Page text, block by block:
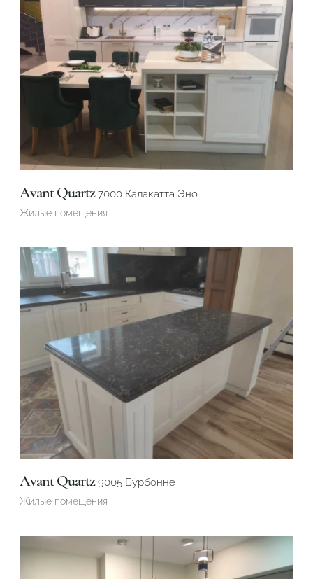
Avant Quartz7000 Калакатта Эно
Жилые помещения
Avant Quartz9005 Бурбонне
Жилые помещения